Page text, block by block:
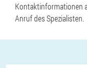
Kontaktinformationen
Anruf des Spezialisten.